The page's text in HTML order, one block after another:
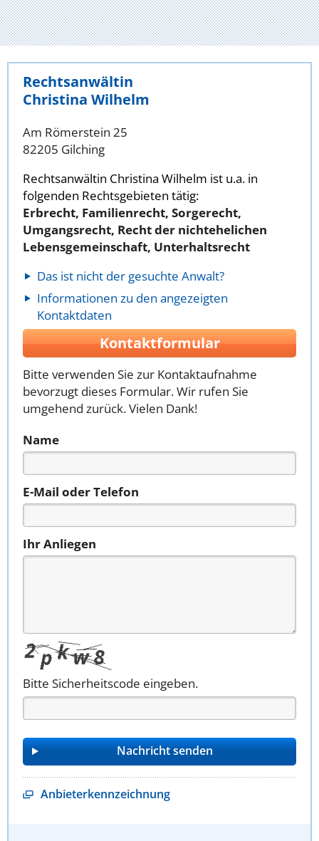
Rechtsanwältin
Christina Wilhelm
Am Römerstein 25
82205 Gilching
Rechtsanwältin Christina Wilhelm ist u.a. in
folgenden Rechtsgebieten tätig:
Erbrecht, Familienrecht, Sorgerecht,
Umgangsrecht, Recht der nichtehelichen
Lebensgemeinschaft, Unterhaltsrecht
Das ist nicht der gesuchte Anwalt?
Informationen zu den angezeigten
Kontaktdaten
Kontaktformular
Bitte verwenden Sie zur Kontaktaufnahme
bevorzugt dieses Formular. Wir rufen Sie
umgehend zurück. Vielen Dank!
Name
E-Mail oder Telefon
Ihr Anliegen
Bitte Sicherheitscode eingeben.
Anbieterkennzeichnung